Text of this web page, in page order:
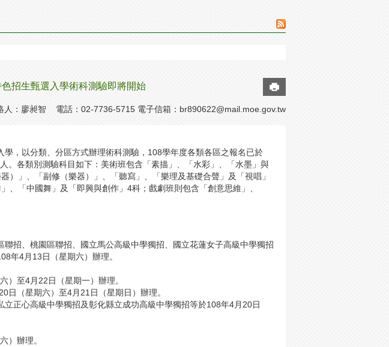
招生甄選入學術科測驗即將開始
人：廖昶智 電話：02-7736-5715 電子信箱： br890622@mail.moe.gov.tw
，以分類、分區方式辦理術科測驗，108學年度各類各區之報名已於
。各類別測驗科目如下：美術班包含「素描」、「水彩」、「水墨」與
）」、「副修（樂器）」、「聽寫」、「樂理及基礎合聲」及「視唱」
、「中國舞」及「即興與創作」4科；戲劇班則包含「創意思維」、
招、桃園區聯招、國立馬公高級中學獨招、國立花蓮女子高級中學獨招
年4月13日（星期六）辦理。
）至4月22日（星期一）辦理。
日（星期六）至4月21日（星期日）辦理。
立正心高級中學獨招及彰化縣立成功高級中學獨招等於108年4月20日
）辦理。